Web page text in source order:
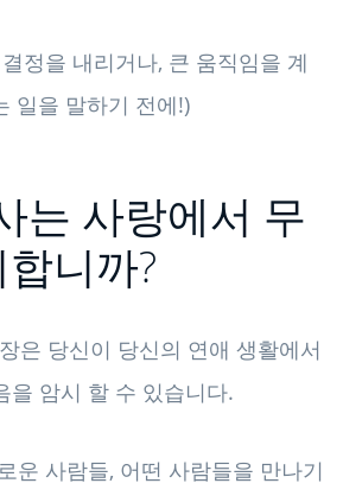
정을 내리거나, 큰 움직임을 계
일을 말하기 전에!)
는 사랑에서 무
니까?
은 당신이 당신의 연애 생활에서
을 암시 할 수 있습니다.
운 사람들, 어떤 사람들을 만나기